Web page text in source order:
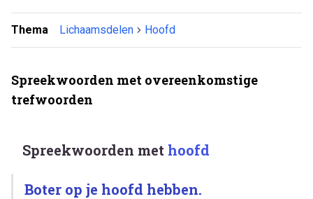
Thema Lichaamsdelen Hoofd
Spreekwoorden met overeenkomstige
trefwoorden
Spreekwoorden met hoofd
Boter op je hoofd hebben.